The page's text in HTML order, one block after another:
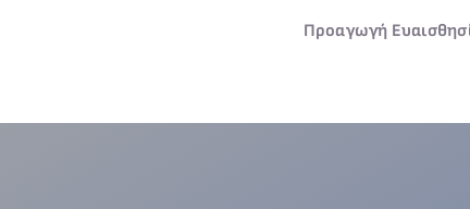
Προαγωγή